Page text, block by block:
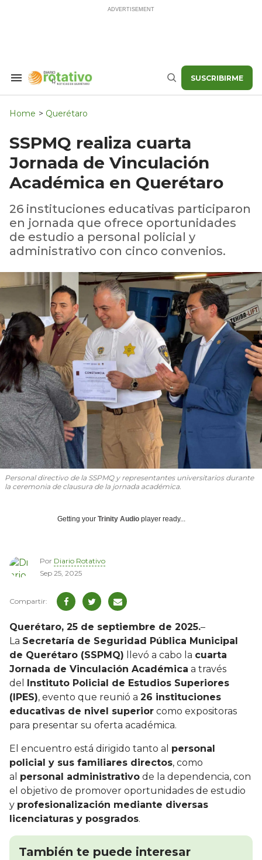
Search
Navigation
Buscar SUSCRIBIRME
Home > Querétaro
SSPMQ realiza cuarta
Jornada de Vinculación
Académica en Querétaro
26 instituciones educativas participaron
en jornada que ofrece oportunidades
de estudio a personal policial y
administrativo con cinco convenios.
Personal directivo de la SSPMQ y representantes universitarios durante
la ceremonia de clausura de la jornada académica.
Getting your Trinity Audio player ready...
Por Diario Rotativo
Sep 25, 2025
Querétaro, 25 de septiembre de 2025.–
La Secretaría de Seguridad Pública Municipal
de Querétaro (SSPMQ) llevó a cabo la cuarta
Jornada de Vinculación Académica a través
del Instituto Policial de Estudios Superiores
(IPES), evento que reunió a 26 instituciones
educativas de nivel superior como expositoras
para presentar su oferta académica.
El encuentro está dirigido tanto al personal
policial y sus familiares directos, como
al personal administrativo de la dependencia, con
el objetivo de promover oportunidades de estudio
y profesionalización mediante diversas
licenciaturas y posgrados.
También te puede interesar